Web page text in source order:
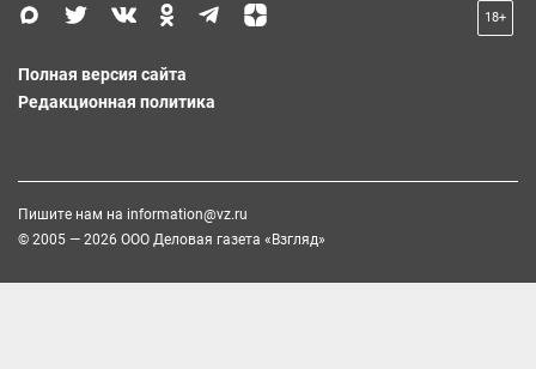
18+
Полная версия сайта
Редакционная политика
Пишите нам на information@vz.ru
© 2005 — 2026 ООО Деловая газета «Взгляд»